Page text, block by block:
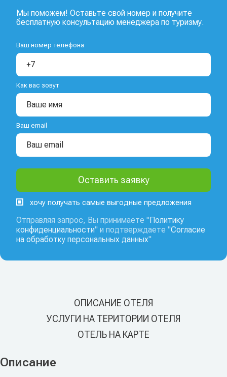
Мы поможем! Оставьте свой номер и получите
бесплатную консультацию менеджера по туризму.
Ваш номер телефона
Как вас зовут
Ваш email
хочу получать самые выгодные предложения
Отправляя запрос, Вы принимаете "Политику
конфиденциальности" и подтверждаете "Согласие
на обработку персональных данных"
ОПИСАНИЕ ОТЕЛЯ
УСЛУГИ НА ТЕРИТОРИИ ОТЕЛЯ
ОТЕЛЬ НА КАРТЕ
Описание